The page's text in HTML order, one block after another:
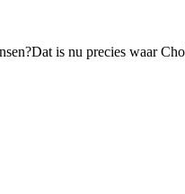
is nu precies waar